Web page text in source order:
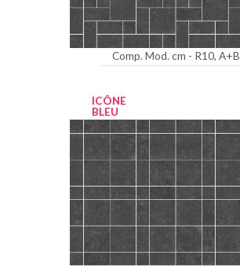
Comp. Mod. cm - R10, A+B
ICÔNE
BLEU